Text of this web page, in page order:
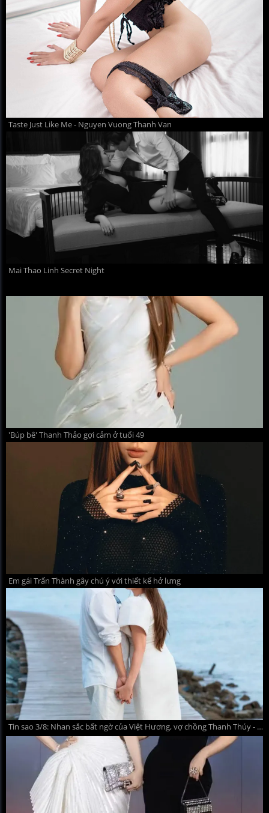
Taste Just Like Me - Nguyen Vuong Thanh Van
Mai Thao Linh Secret Night
'Búp bê' Thanh Thảo gợi cảm ở tuổi 49
Em gái Trấn Thành gây chú ý với thiết kế hở lưng
Tin sao 3/8: Nhan sắc bất ngờ của Việt Hương, vợ chồng Thanh Thúy - Đức Thịnh chiêm nghiệm về hạnh phúc